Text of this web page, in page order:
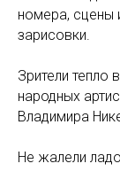
номера, сцены
зарисовки.
Зрители тепло
народных
Владимира
Не жалели